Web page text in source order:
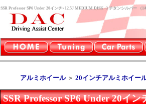
SSR Professor SP6 Under 20インチ×12.5J MEDIUM DISK -3 チタンシルバー
アルミホイール＞ 20インチアルミホイー
SSR Professor SP6 Under 20イ